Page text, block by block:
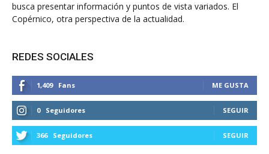
busca presentar información y puntos de vista variados. El
Copérnico, otra perspectiva de la actualidad.
REDES SOCIALES
1,409 Fans ME GUSTA
0 Seguidores SEGUIR
366 Seguidores SEGUIR